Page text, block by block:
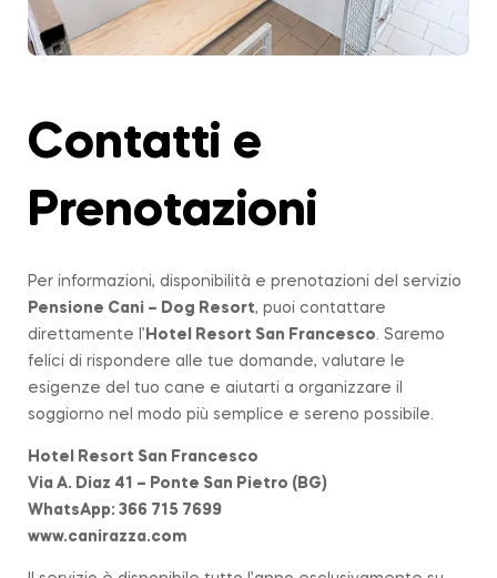
Contatti e
Prenotazioni
Per informazioni, disponibilità e prenotazioni del servizio
Pensione Cani – Dog Resort, puoi contattare
direttamente l’ Hotel Resort San Francesco . Saremo
felici di rispondere alle tue domande, valutare le
esigenze del tuo cane e aiutarti a organizzare il
soggiorno nel modo più semplice e sereno possibile.
Hotel Resort San Francesco
Via A. Diaz 41 – Ponte San Pietro (BG)
WhatsApp: 366 715 7699
www.canirazza.com